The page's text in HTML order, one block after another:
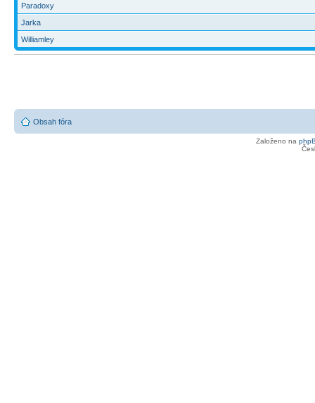
Paradoxy
Jarka
Williamley
Obsah fóra
Založeno na